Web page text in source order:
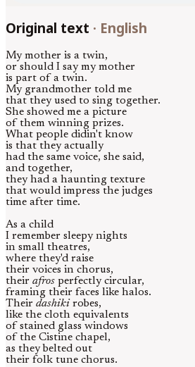
Original text · English
My mother is a twin,
or should I say my mother
is part of a twin.
My grandmother told me
that they used to sing together.
She showed me a picture
of them winning prizes.
What people didin't know
is that they actually
had the same voice, she said,
and together,
they had a haunting texture
that would impress the judges
time after time.
As a child
I remember sleepy nights
in small theatres,
where they'd raise
their voices in chorus,
their afros perfectly circular,
framing their faces like halos.
Their dashiki robes,
like the cloth equivalents
of stained glass windows
of the Cistine chapel,
as they belted out
their folk tune chorus.